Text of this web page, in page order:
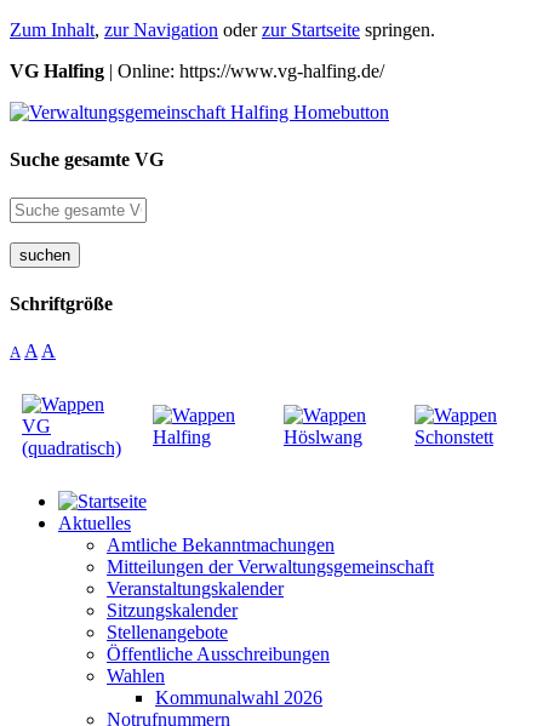
Zum Inhalt, zur Navigation oderzur Startseite springen.
VG Halfing | Online: https://www.vg-halfing.de/
Suche gesamte VG
suchen
Schriftgröße
A A A
Aktuelles
Amtliche Bekanntmachungen
Mitteilungen der Verwaltungsgemeinschaft
Veranstaltungskalender
Sitzungskalender
Stellenangebote
Öffentliche Ausschreibungen
Wahlen
Kommunalwahl 2026
Notrufnummern